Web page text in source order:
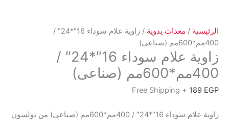
الرئيسية / معدات يدوية
/ زاوية علام سوداء 16″*24″ /
400مم*600مم (صناعى)
زاوية علام سوداء 16″*24″ /
400مم*600مم (صناعى)
189 EGP
+ Free Shipping
زاوية علام سوداء 16″*24″ / 400مم*600مم (صناعى) من تولسون